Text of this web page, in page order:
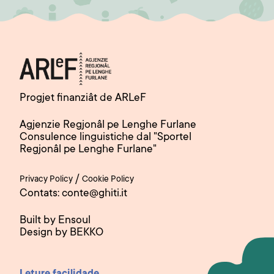
Progjet finanziât de ARLeF
Agjenzie Regjonâl pe Lenghe Furlane
Consulence linguistiche dal "Sportel
Regjonâl pe Lenghe Furlane"
Privacy Policy / Cookie Policy
Contats: conte@ghiti.it
Built by Ensoul
Design by BEKKO